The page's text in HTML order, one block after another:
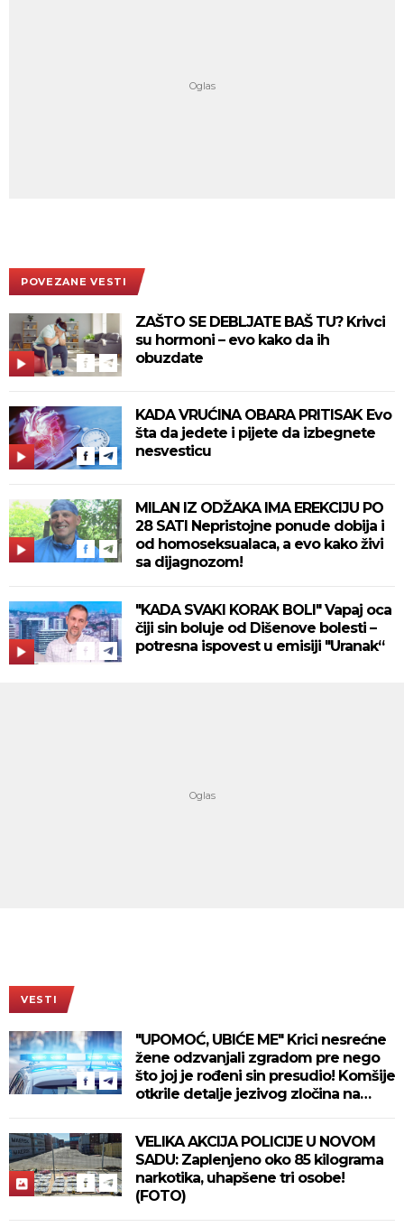
POVEZANE VESTI
ZAŠTO SE DEBLJATE BAŠ TU? Krivci
su hormoni – evo kako da ih
obuzdate
KADA VRUĆINA OBARA PRITISAK Evo
šta da jedete i pijete da izbegnete
nesvesticu
MILAN IZ ODŽAKA IMA EREKCIJU PO
28 SATI Nepristojne ponude dobija i
od homoseksualaca, a evo kako živi
sa dijagnozom!
"KADA SVAKI KORAK BOLI" Vapaj oca
čiji sin boluje od Dišenove bolesti –
potresna ispovest u emisiji "Uranak“
VESTI
"UPOMOĆ, UBIĆE ME" Krici nesrećne
žene odzvanjali zgradom pre nego
što joj je rođeni sin presudio! Komšije
otkrile detalje jezivog zločina na
VELIKA AKCIJA POLICIJE U NOVOM
SADU: Zaplenjeno oko 85 kilograma
narkotika, uhapšene tri osobe!
(FOTO)